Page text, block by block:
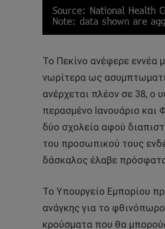
Το Πεκίνο ανέφερε εννέα
νωρίτερα ως
ανέρχεται πλέον σε 38, ο
περασμένο Ιανουάριο και
δύο σχολεία αφού
του προσωπικού τους
δάσκαλος έλαβε
Το Υπουργείο Εμπορίου
ανάγκης για το
κρούσματα που θα